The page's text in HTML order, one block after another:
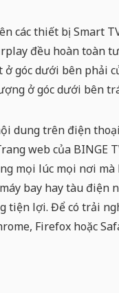
các thiết bị Smart
đều hoàn toàn
góc dưới bên phải
ở góc dưới bên
dung trên điện
web của
mọi lúc mọi nơi
bay hay tàu điện
tiện lợi. Để có trải
Firefox hoặc